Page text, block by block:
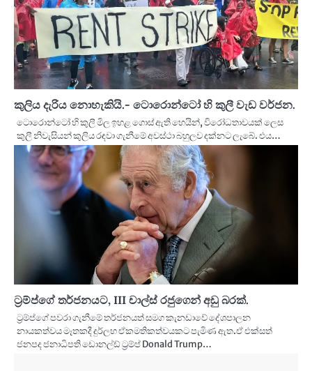
කුලිය දැරිය නොහැකියි.- ටොරොන්ටෝ හි කුලී වැඩ වර්ජන.
ටොරොන්ටෝ හි කුලී මිල ඉහළ ගොස් ඇති හෙයින්, විරෝධතාවයක් ලෙස
කුලී නිවැසියන් කුලිය රඳවා ගැනීමේ අවස්ථා බහුලව දක්නට ලැබේ. එය…
ට්‍රම්ප්ගේ තර්ජනයට, III චාල්ස් රජුගෙන් අඩු බරක්.
ට්‍රම්ප්ගේ පවරා ගැනීමේ තර්ජනයත් සමග කැනඩාවේ දේශපාලන
නායකත්වය මෑතකදී දුර්ලභ ඒකමතිකත්වයකට පැමිණ ඇත.ඒ එක්සත්
ජනපද ජනාධිපති ඩොනල්ඩ් ට්‍රම්ප් Donald Trump…